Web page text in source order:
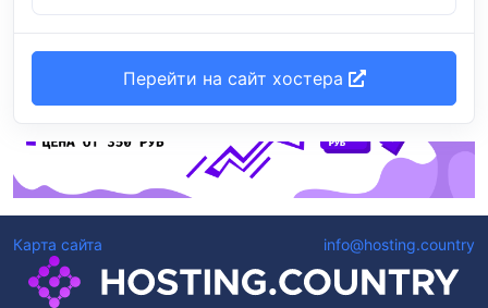
Перейти на сайт хостера
Карта сайта info@hosting.country